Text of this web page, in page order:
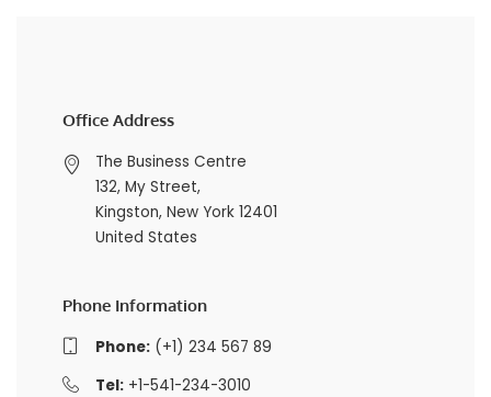
Office Address
The Business Centre
132, My Street,
Kingston, New York 12401
United States
Phone Information
Phone:(+1) 234 567 89
Tel:+1-541-234-3010